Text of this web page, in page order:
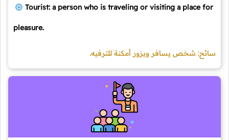
Tourist: a person who is traveling or visiting a place for
pleasure.
سائح: شخص يسافر ويزور أمكنة للترفيه.